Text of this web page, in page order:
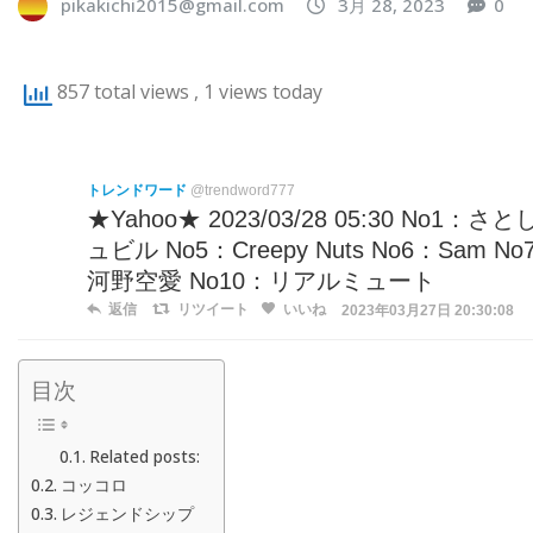
857 total views , 1 views today
トレンドワード @trendword777
★Yahoo★ 2023/03/28 05:30 No1：さと
ュビル No5：Creepy Nuts No6：Sam
河野空愛 No10：リアルミュート
返信 リツイート いいね 2023年03月27日 20:30:08
目次
Related posts:
コッコロ
レジェンドシップ